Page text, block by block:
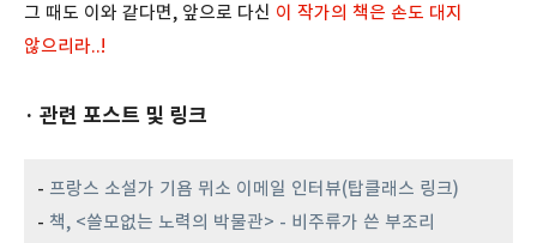
그 때도 이와 같다면, 앞으로 다신 이 작가의 책은 손도 대지
않으리라..!
· 관련 포스트 및 링크
- 프랑스 소설가 기욤 뮈소 이메일 인터뷰(탑클래스 링크)
- 책, <쓸모없는 노력의 박물관> - 비주류가 쓴 부조리